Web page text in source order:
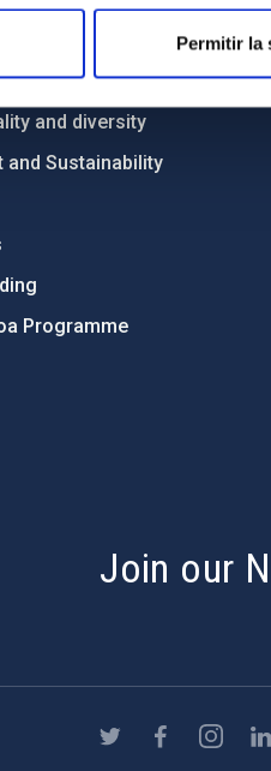
Permitir la
and anti-fraud policy
and diversity
and Sustainability
Programme
Join our